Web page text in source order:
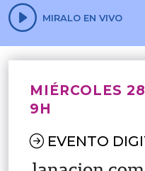
MIRALO EN VIVO
MIÉRCOLES
9H
EVENTO